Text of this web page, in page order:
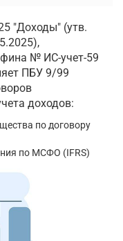
"Доходы" (утв.
№ ИС-учет-59
ПБУ 9/99
доходов:
по договору
по МСФО (IFRS)